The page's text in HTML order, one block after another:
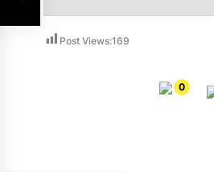
Post Views:169
0